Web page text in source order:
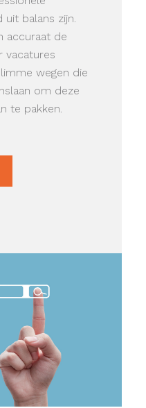
balans zijn.
accuraat de
vacatures
wegen die
om deze
te pakken.